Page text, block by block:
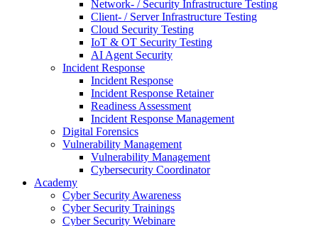
Network- / Security Infrastructure Testing
Client- / Server Infrastructure Testing
Cloud Security Testing
IoT & OT Security Testing
AI Agent Security
Incident Response
Incident Response
Incident Response Retainer
Readiness Assessment
Incident Response Management
Digital Forensics
Vulnerability Management
Vulnerability Management
Cybersecurity Coordinator
Academy
Cyber Security Awareness
Cyber Security Trainings
Cyber Security Webinare